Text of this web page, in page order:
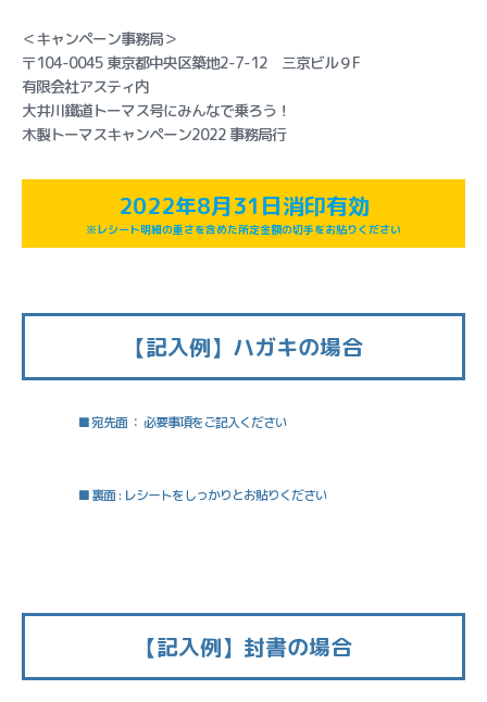
＜キャンペーン事務局＞
〒104-0045 東京都中央区築地2-7-12 三京ビル９F
有限会社アスティ内
大井川鐵道トーマス号にみんなで乗ろう！
木製トーマスキャンペーン2022 事務局行
2022年8月31日消印有効
※レシート明細の重さを含めた所定金額の切手をお貼りください
【記入例】ハガキの場合
■ 宛先面 ： 必要事項をご記入ください
■ 裏面 : レシートをしっかりとお貼りください
【記入例】封書の場合